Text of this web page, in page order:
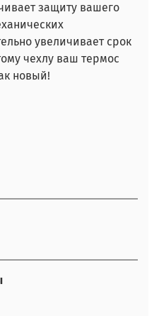
защиту вашего
увеличивает срок
чехлу ваш термос
новый!